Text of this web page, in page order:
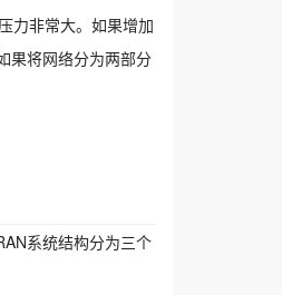
力非常大。如果增加
果将网络分为两部分
系统结构分为三个